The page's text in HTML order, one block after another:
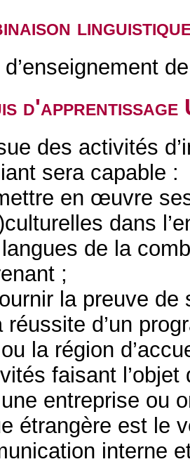
d’enseignement
d'apprentissage
des activités
sera capable :
en œuvre
dans
de la
;
la preuve de
réussite d’un
la région
faisant
entreprise ou
étrangère est le
interne